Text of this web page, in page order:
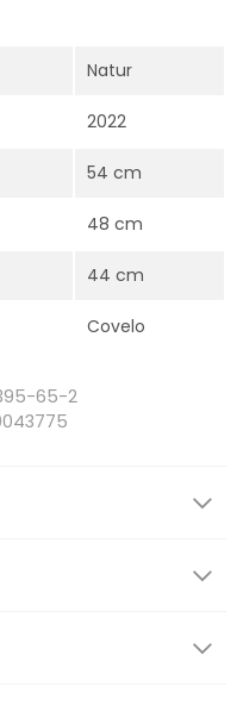
Natur
2022
54 cm
48 cm
44 cm
Covelo
65-2